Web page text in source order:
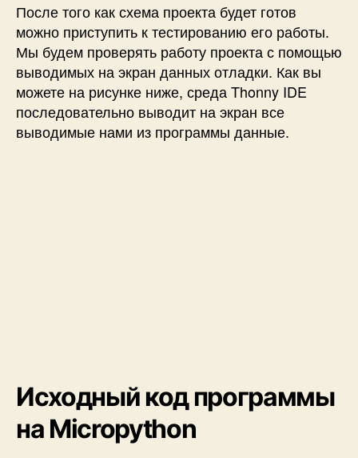
После того как схема проекта будет готов
можно приступить к тестированию его работы.
Мы будем проверять работу проекта с помощью
выводимых на экран данных отладки. Как вы
можете на рисунке ниже, среда Thonny IDE
последовательно выводит на экран все
выводимые нами из программы данные.
Исходный код программы
на Micropython